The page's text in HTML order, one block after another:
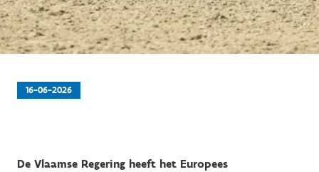
16-06-2026
De Vlaamse Regering heeft het Europees